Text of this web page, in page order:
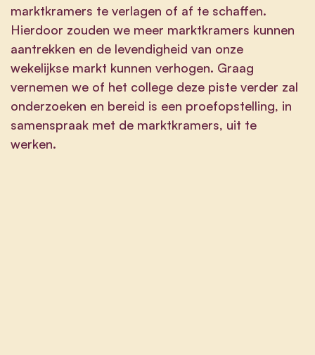
marktkramers te verlagen of af te schaffen.
Hierdoor zouden we meer marktkramers kunnen
aantrekken en de levendigheid van onze
wekelijkse markt kunnen verhogen. Graag
vernemen we of het college deze piste verder zal
onderzoeken en bereid is een proefopstelling, in
samenspraak met de marktkramers, uit te
werken.